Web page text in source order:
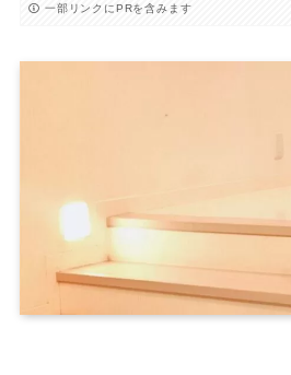
一部リンクにPRを含みます